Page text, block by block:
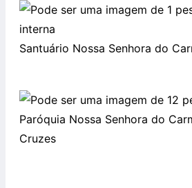
Santuário Nossa Senhora do
Paróquia Nossa Senhora do
Cruzes